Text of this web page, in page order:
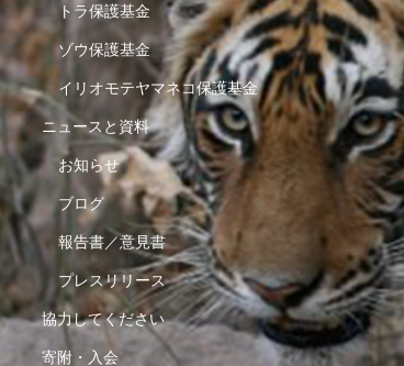
トラ保護基金
ゾウ保護基金
イリオモテヤマネコ保護基金
ニュースと資料
お知らせ
ブログ
報告書／意見書
プレスリリース
協力してください
寄附・入会